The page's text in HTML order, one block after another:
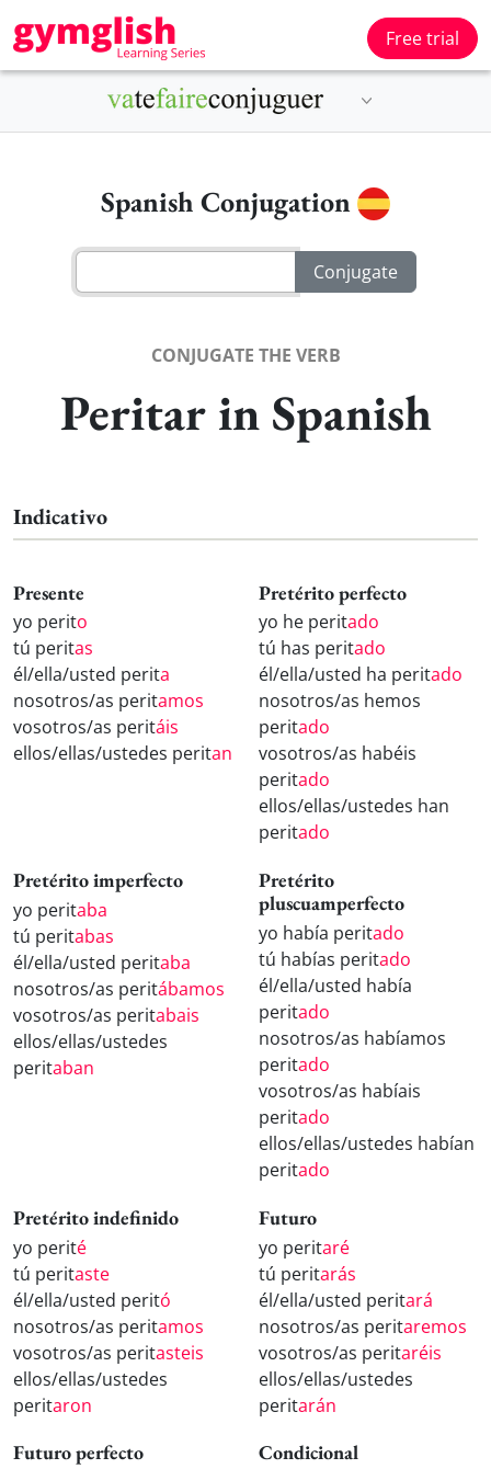
Free trial
Spanish Conjugation
CONJUGATE THE VERB
Peritar in Spanish
Indicativo
Presente
yo perito
tú peritas
él/ella/usted perita
nosotros/as peritamos
vosotros/as peritáis
ellos/ellas/ustedes peritan
Pretérito perfecto
yo he peritado
tú has peritado
él/ella/usted ha peritado
nosotros/as hemos
peritado
vosotros/as habéis
peritado
ellos/ellas/ustedes han
peritado
Pretérito imperfecto
yo peritaba
tú peritabas
él/ella/usted peritaba
nosotros/as peritábamos
vosotros/as peritabais
ellos/ellas/ustedes
peritaban
Pretérito
pluscuamperfecto
yo había peritado
tú habías peritado
él/ella/usted había
peritado
nosotros/as habíamos
peritado
vosotros/as habíais
peritado
ellos/ellas/ustedes habían
peritado
Pretérito indefinido
yo perité
tú peritaste
él/ella/usted peritó
nosotros/as peritamos
vosotros/as peritasteis
ellos/ellas/ustedes
peritaron
Futuro
yo peritaré
tú peritarás
él/ella/usted peritará
nosotros/as peritaremos
vosotros/as peritaréis
ellos/ellas/ustedes
peritarán
Futuro perfecto Condicional